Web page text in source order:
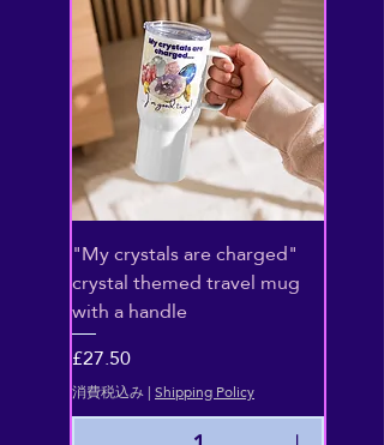
"My crystals are charged"
crystal themed travel mug
with a handle
価格
£27.50
消費税込み|Shipping Policy